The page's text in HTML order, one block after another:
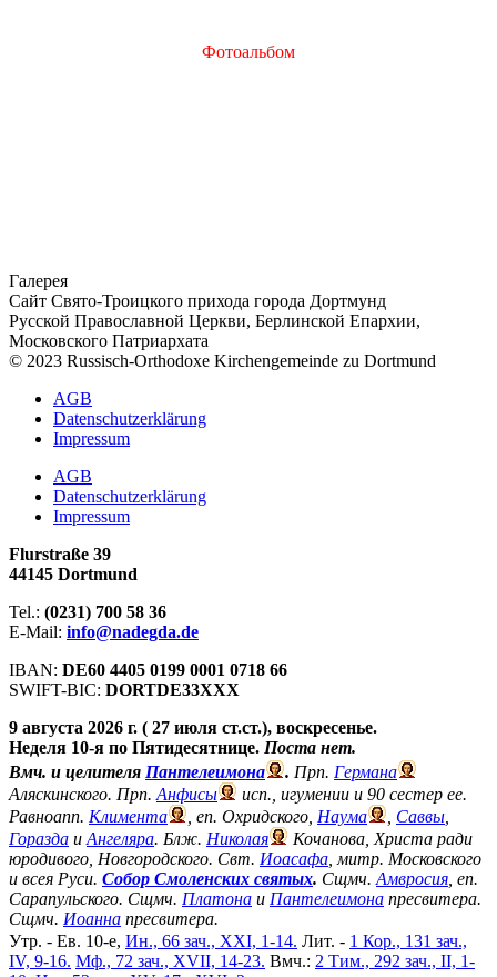
Фотоальбом
Галерея
Сайт Свято-Троицкого прихода города Дортмунд
Русской Православной Церкви, Берлинской Епархии,
Московского Патриархата
© 2023 Russisch-Orthodoxe Kirchengemeinde zu Dortmund
АGB
Datenschutzerklärung
Impressum
АGB
Datenschutzerklärung
Impressum
Flurstraße 39
44145 Dortmund
Tel.: (0231) 700 58 36
E-Mail: info@nadegda.de
IBAN: DE60 4405 0199 0001 0718 66
SWIFT-BIC: DORTDE33XXX
9 августа 2026 г. ( 27 июля ст.ст.), воскресенье.
Неделя 10-я по Пятидесятнице. Поста нет.
Вмч. и целителя Пантелеимона . Прп. Германа
Аляскинского. Прп. Анфисы
исп., игумении и 90 сестер ее.
Равноапп. Климента , еп. Охридского, Наума Саввы
Горазда и Ангеляра. Блж. Николая
Кочанова, Христа ради
юродивого, Новгородского. Свт. Иоасафа , митр. Московского
и всея Руси. Собор Смоленских святых. Сщмч. Амвросия , еп.
Сарапульского. Сщмч. Платона и Пантелеимона пресвитера.
Сщмч. Иоанна пресвитера.
Утр. - Ев. 10-е, Ин., 66 зач., XXI, 1-14. Лит. - 1 Кор., 131 зач.,
IV, 9-16. Мф., 72 зач., XVII, 14-23. Вмч.: 2 Тим., 292 зач., II, 1-